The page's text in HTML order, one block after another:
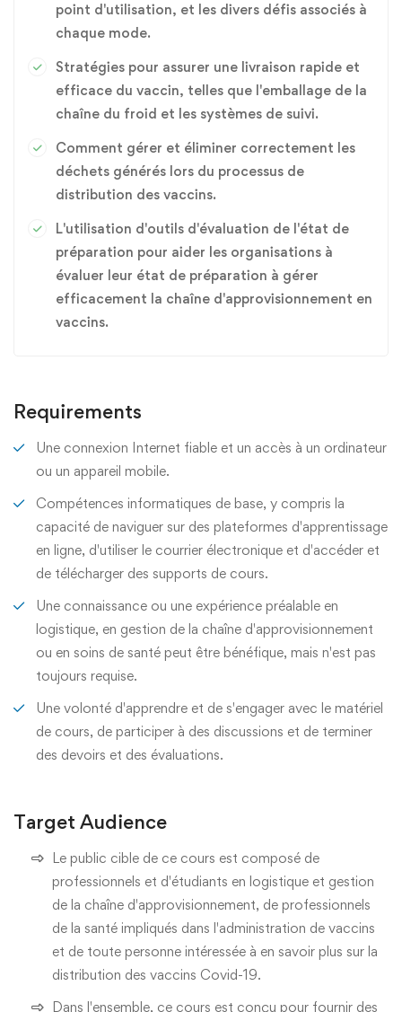
point d'utilisation, et les divers défis associés à
chaque mode.
Stratégies pour assurer une livraison rapide et
efficace du vaccin, telles que l'emballage de la
chaîne du froid et les systèmes de suivi.
Comment gérer et éliminer correctement les
déchets générés lors du processus de
distribution des vaccins.
L'utilisation d'outils d'évaluation de l'état de
préparation pour aider les organisations à
évaluer leur état de préparation à gérer
efficacement la chaîne d'approvisionnement en
vaccins.
Requirements
Une connexion Internet fiable et un accès à un ordinateur
ou un appareil mobile.
Compétences informatiques de base, y compris la
capacité de naviguer sur des plateformes d'apprentissage
en ligne, d'utiliser le courrier électronique et d'accéder et
de télécharger des supports de cours.
Une connaissance ou une expérience préalable en
logistique, en gestion de la chaîne d'approvisionnement
ou en soins de santé peut être bénéfique, mais n'est pas
toujours requise.
Une volonté d'apprendre et de s'engager avec le matériel
de cours, de participer à des discussions et de terminer
des devoirs et des évaluations.
Target Audience
Le public cible de ce cours est composé de
professionnels et d'étudiants en logistique et gestion
de la chaîne d'approvisionnement, de professionnels
de la santé impliqués dans l'administration de vaccins
et de toute personne intéressée à en savoir plus sur la
distribution des vaccins Covid-19.
Dans l'ensemble, ce cours est conçu pour fournir des